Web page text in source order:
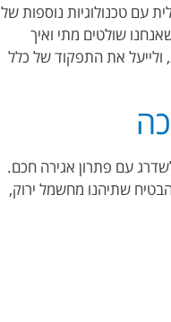
עם טכנולוגיות נוספות של
שולטים מתי ואיך
ולייעל את התפקוד של כלל
עם פתרון אגירה חכם.
שתיהנו מחשמל ירוק,